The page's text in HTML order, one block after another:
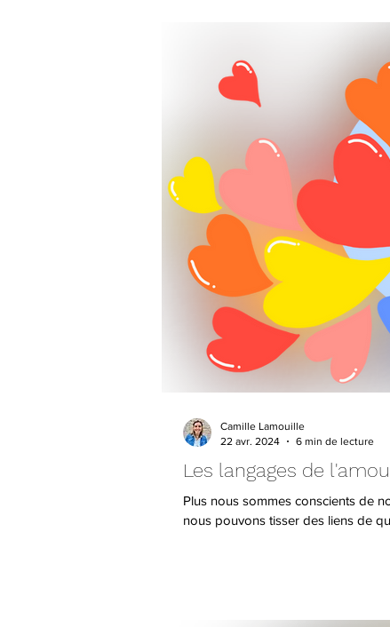
Les langages de
Plus nous sommes conscients de
nous pouvons tisser des liens de
Camille Lamouille
22 avr. 2024
6 min de lecture